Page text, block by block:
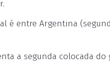
entre Argentina
a segunda colocada